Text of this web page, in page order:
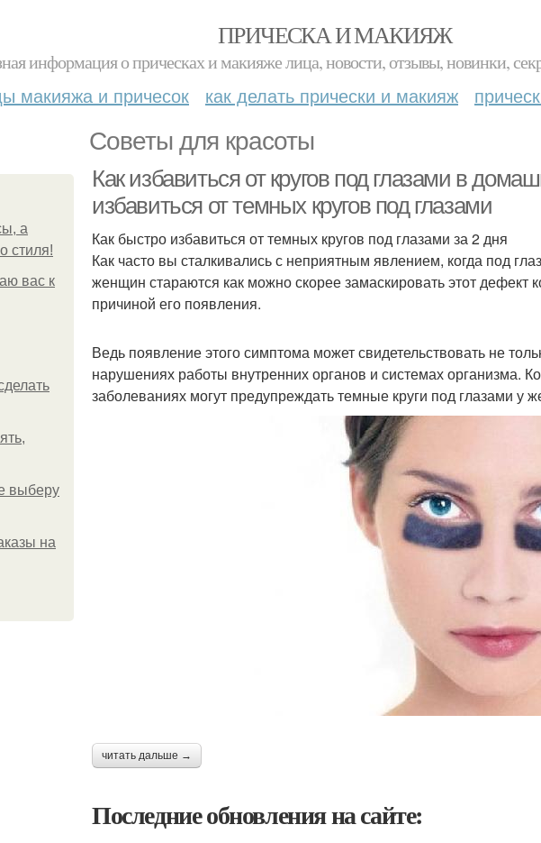
ПРИЧЕСКА И МАКИЯЖ
информация о прическах и макияже лица, новости, отзывы, новинки,
макияжа и причесок как делать прически и макияж
Советы для красоты
а
стиля!
вас к
выберу
на
Как избавиться от кругов под глазами в
избавиться от темных кругов под глазами
Как быстро избавиться от темных кругов под глазами за 2 дня
Как часто вы сталкивались с неприятным явлением, когда под
женщин стараются как можно скорее замаскировать этот дефект
причиной его появления.
Ведь появление этого симптома может свидетельствовать не
нарушениях работы внутренних органов и системах организма.
заболеваниях могут предупреждать темные круги под глазами у
читать дальше →
Последние обновления на сайте: